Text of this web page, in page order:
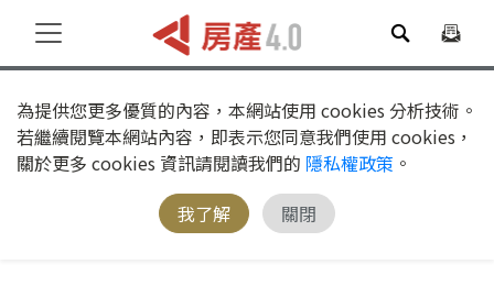
為提供您更多優質的內容，本網站使用 cookies 分析技術。
若繼續閱覽本網站內容，即表示您同意我們使用 cookies，
關於更多 cookies 資訊請閱讀我們的 隱私權政策 。
我了解
關閉